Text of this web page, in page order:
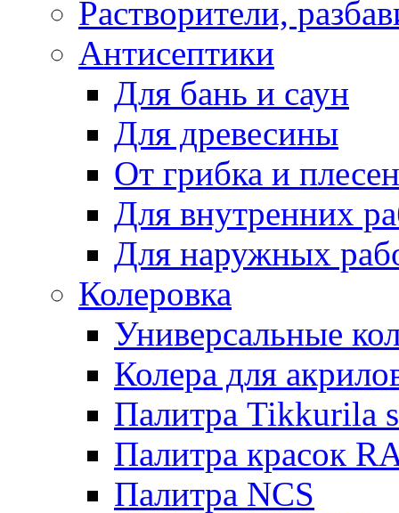
Растворители,
Антисептики
Для бань и саун
Для древесины
От грибка и
Для внутренних
Для наружных
Колеровка
Универсальные
Колера для
Палитра Tikkurila
Палитра красок
Палитра NCS